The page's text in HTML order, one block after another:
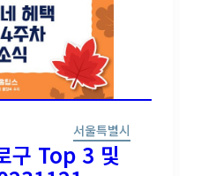
서울특별시
구 Top 3 및